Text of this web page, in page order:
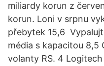
miliardy korun z
korun. Loni v srpnu
přebytek 15,6
média s kapacitou 8,5
volanty RS. 4